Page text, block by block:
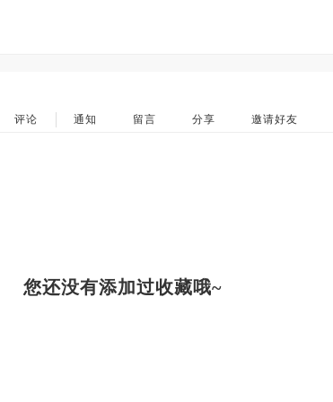
评论 通知 留言 分享 邀请好友
您还没有添加过收藏哦~